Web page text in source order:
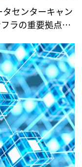
センターキャン
ラの重要拠点と